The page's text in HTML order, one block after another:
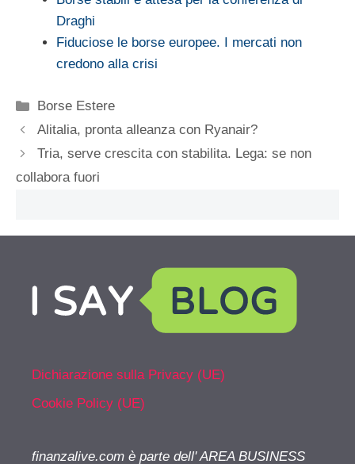
Draghi
Fiduciose le borse europee. I mercati non
credono alla crisi
Categorie
Borse Estere
Alitalia, pronta alleanza con Ryanair?
Tria, serve crescita con stabilita. Lega: se non
collabora fuori
Dichiarazione sulla Privacy (UE)
Cookie Policy (UE)
finanzalive.com è parte dell' AREA BUSINESS